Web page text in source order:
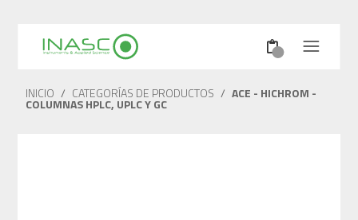
INICIO / CATEGORÍAS DE PRODUCTOS / ACE - HICHROM -
COLUMNAS HPLC, UPLC Y GC